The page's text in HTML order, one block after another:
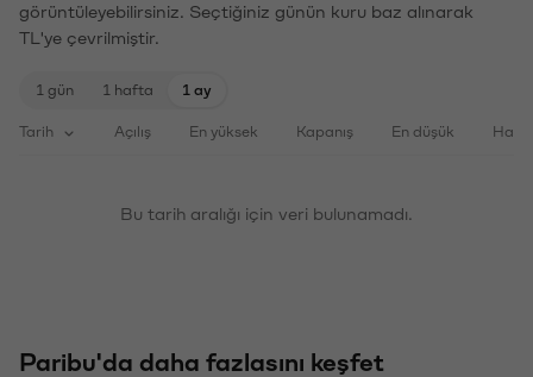
görüntüleyebilirsiniz. Seçtiğiniz günün kuru baz alınarak
TL'ye çevrilmiştir.
1 gün 1 hafta 1 ay
Tarih Açılış En yüksek Kapanış En düşük
Bu tarih aralığı için veri bulunamadı.
Paribu'da daha fazlasını keşfet